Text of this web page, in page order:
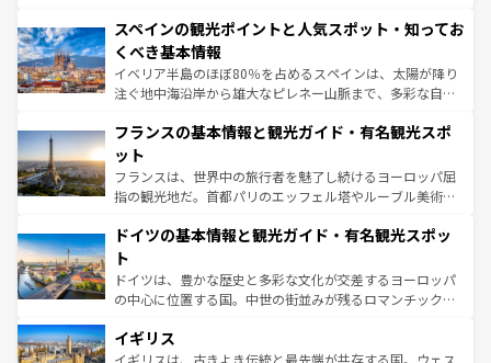
ろん、トスカーナの美しい田園風景やアマルフィ海岸の絶
景など、自然景観も見逃せない。観光の合間には、本場の
ピザやパスタなど、絶品のイタリア料理を堪能することも
できる。朝目覚めてから夜眠るまで、すべての瞬間を楽し
なお、新着のイタリア情報はコンテンツ一覧を参照してほ
しい。
スペインの観光ポイントと人気スポット・知ってお
くべき基本情報
イベリア半島のほぼ80％を占めるスペインは、太陽が降り
注ぐ地中海沿岸から雄大なピレネー山脈まで、多彩な自然
文化が根付くこの国では、情熱的なフラメンコ、熱気あふ
れる闘牛、そして美味しいタパスが生活の一部となってい
る。首都マドリードの洗練された雰囲気や、バルセロナの
アートに溢れた街角から、地方では古代ローマ遺跡や中世
せる。地方によって風土や気候が異なるスペインはその個
ンテンツ一覧 を参照してほしい。
フランスの基本情報と観光ガイド・有名観光スポ
ット
フランスは、世界中の旅行者を魅了し続けるヨーロッパ屈
指の観光地だ。首都パリのエッフェル塔やルーブル美術館
で、幅広い魅力が詰まっている。華麗な宮殿、歴史的な大
聖堂、美しいビーチ、そして豊かな自然が、訪れる者を心
から魅了する。また、フランスは美食の国としても知ら
れ、フランス料理はユネスコ無形文化遺産にも登録されて
香り高いラベンダー畑など、多彩な楽しみ方が可能だ。さ
らに、パリ以外の地域にも魅力が溢れており、どの街角に
ドイツの基本情報と観光ガイド・有名観光スポッ
ト
ドイツは、豊かな歴史と多彩な文化が交差するヨーロッパ
の中心に位置する国。中世の街並みが残るロマンチック街
顔を持つこの国は、どこを歩いても飽きることがない。ベ
ルリンの文化的活気、バイエルン州のアルプスの絶景、そ
イギリス
イギリスは、古きよき伝統と最先端が共存する国。ウェス